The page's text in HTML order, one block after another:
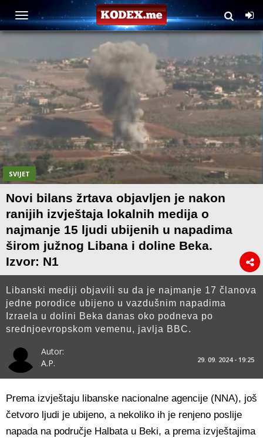
SVIJET
Novi bilans žrtava objavljen je nakon
ranijih izvještaja lokalnih medija o
najmanje 15 ljudi ubijenih u napadima
širom južnog Libana i doline Beka.
Izvor: N1
Libanski mediji objavili su da je najmanje 17 članova
jedne porodice ubijeno u vazdušnim napadima
Izraela u dolini Beka danas oko podneva po
srednjoevropskom vemenu, javlja BBC.
Autor:
A.P.
29. 09. 2024 - 19:25
Prema izvještaju libanske nacionalne agencije (NNA), još
četvoro ljudi je ubijeno, a nekoliko ih je renjeno poslije
napada na područje Halbata u Beki, a prema izvještajima